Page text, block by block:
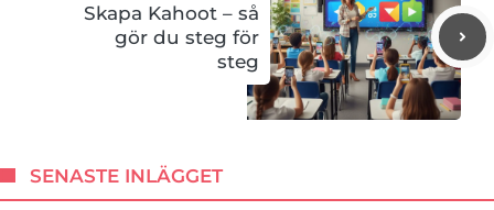
Skapa Kahoot – så
gör du steg för
steg
SENASTE INLÄGGET